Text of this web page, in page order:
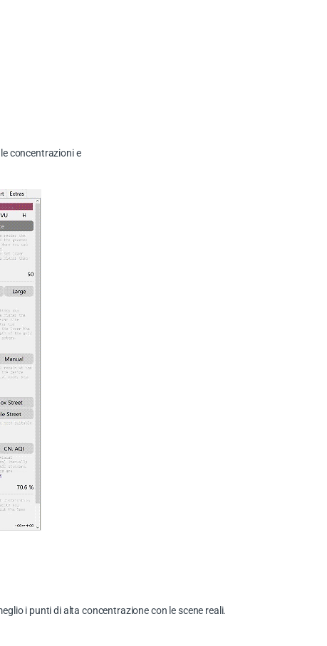
concentrazioni e
i punti di alta concentrazione con le scene reali.